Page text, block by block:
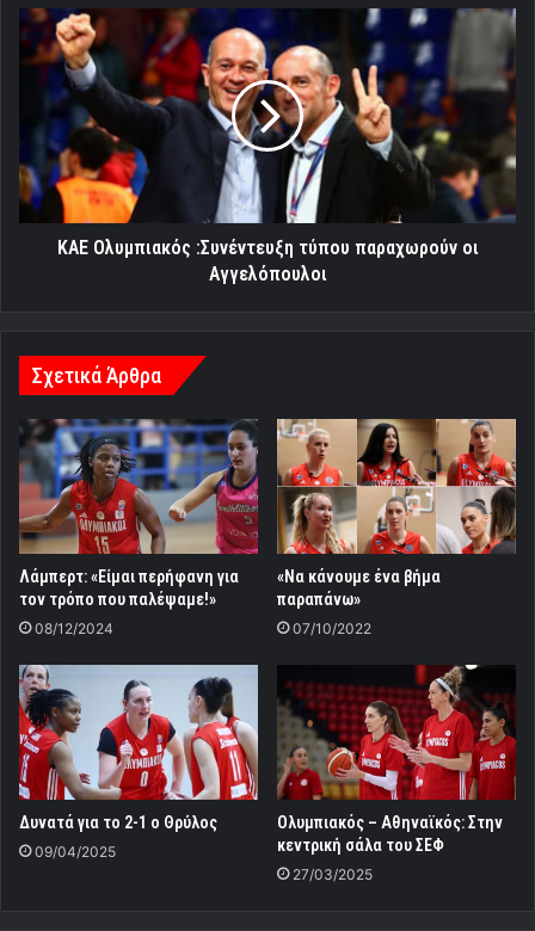
ΚΑΕ
Ολυμπιακός
:Συνέντευξη
τύπου
παραχωρούν
Αγγελόπουλοι
ΚΑΕ Ολυμπιακός :Συνέντευξη τύπου παραχωρούν οι
Αγγελόπουλοι
Σχετικά Άρθρα
Λάμπερτ: «Είμαι περήφανη για
τον τρόπο που παλέψαμε!»
08/12/2024
«Να κάνουμε ένα βήμα
παραπάνω»
07/10/2022
Δυνατά για το 2-1 ο Θρύλος
09/04/2025
Ολυμπιακός – Αθηναϊκός: Στην
κεντρική σάλα του ΣΕΦ
27/03/2025